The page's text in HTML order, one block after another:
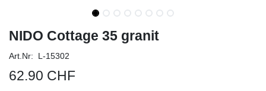
NIDO Cottage 35 granit
Art.Nr: L-15302
62.90 CHF